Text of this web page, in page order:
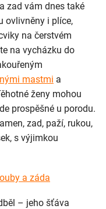
zad vám dnes také
ovlivněny i plíce,
na čerstvém
na vycházku do
mastmi a
ženy mohou
prospěšné u porodu.
zad, paží, rukou,
s výjimkou
a záda
– jeho šťáva